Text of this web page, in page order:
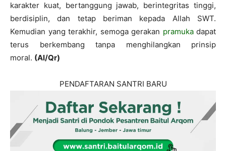
karakter kuat, bertanggung jawab, berintegritas tinggi,
berdisiplin, dan tetap beriman kepada Allah SWT.
Kemudian yang terakhir, semoga gerakan pramukadapat
terus berkembang tanpa menghilangkan prinsip
moral. (Al/Qr)
PENDAFTARAN SANTRI BARU